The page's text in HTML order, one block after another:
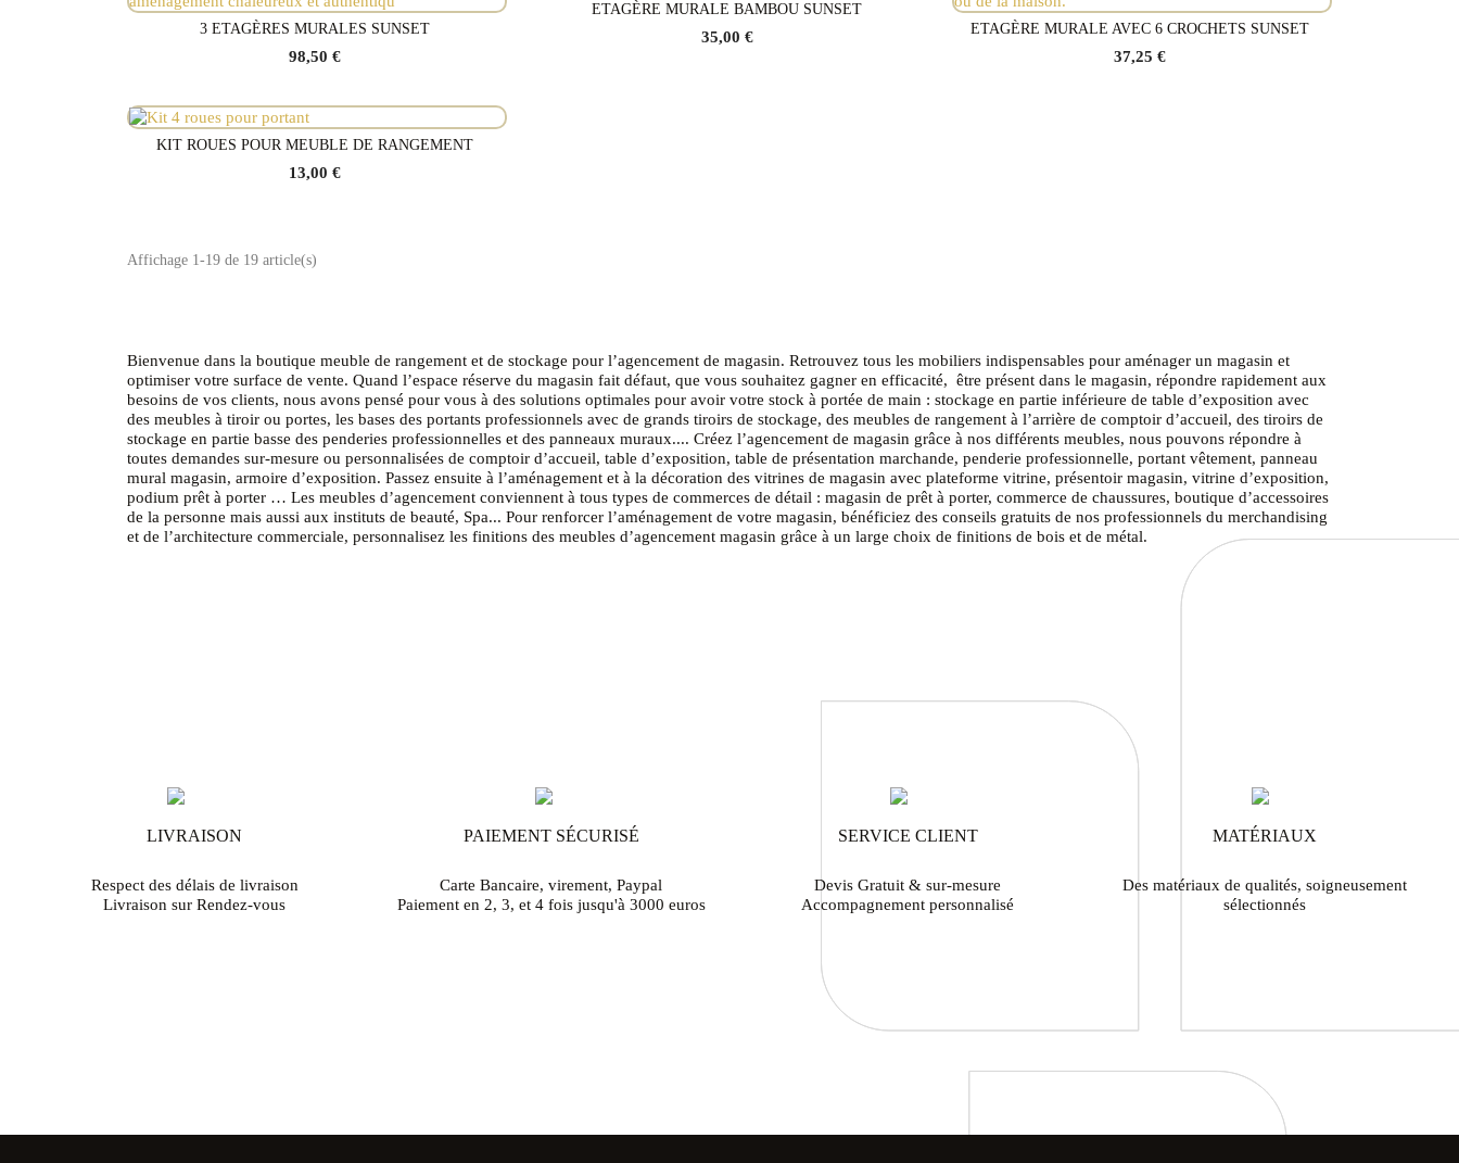
Voir le produit
3 ETAGÈRES MURALES SUNSET
98,50 €
Voir le produit
ETAGÈRE MURALE BAMBOU SUNSET
35,00 € Voir le produit
ETAGÈRE MURALE AVEC 6 CROCHETS SUNSET
37,25 €
Voir le produit
KIT ROUES POUR MEUBLE DE RANGEMENT
13,00 €
Affichage 1-19 de 19 article(s)
Bienvenue dans la boutique meuble de rangement et de stockage pour l’agencement de magasin. Retrouvez tous les mobiliers indispensables pour aménager un magasin et
optimiser votre surface de vente. Quand l’espace réserve du magasin fait défaut, que vous souhaitez gagner en efficacité, être présent dans le magasin, répondre rapidement aux
besoins de vos clients, nous avons pensé pour vous à des solutions optimales pour avoir votre stock à portée de main : stockage en partie inférieure de table d’exposition avec
des meubles à tiroir ou portes, les bases des portants professionnels avec de grands tiroirs de stockage, des meubles de rangement à l’arrière de comptoir d’accueil, des tiroirs de
stockage en partie basse des penderies professionnelles et des panneaux muraux.... Créez l’agencement de magasin grâce à nos différents meubles, nous pouvons répondre à
toutes demandes sur-mesure ou personnalisées de comptoir d’accueil, table d’exposition, table de présentation marchande, penderie professionnelle, portant vêtement, panneau
mural magasin, armoire d’exposition. Passez ensuite à l’aménagement et à la décoration des vitrines de magasin avec plateforme vitrine, présentoir magasin, vitrine d’exposition,
podium prêt à porter … Les meubles d’agencement conviennent à tous types de commerces de détail : magasin de prêt à porter, commerce de chaussures, boutique d’accessoires
de la personne mais aussi aux instituts de beauté, Spa... Pour renforcer l’aménagement de votre magasin, bénéficiez des conseils gratuits de nos professionnels du merchandising
et de l’architecture commerciale, personnalisez les finitions des meubles d’agencement magasin grâce à un large choix de finitions de bois et de métal.
LIVRAISON
Respect des délais de livraison
Livraison sur Rendez-vous
PAIEMENT SÉCURISÉ
Carte Bancaire, virement, Paypal
Paiement en 2, 3, et 4 fois jusqu'à 3000 euros
SERVICE CLIENT
Devis Gratuit & sur-mesure
Accompagnement personnalisé
MATÉRIAUX
Des matériaux de qualités, soigneusement
sélectionnés